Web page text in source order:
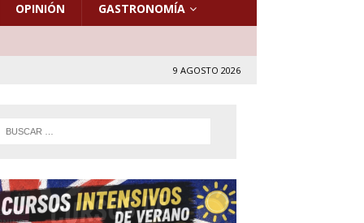
OPINIÓN GASTRONOMÍA
9 AGOSTO 2026